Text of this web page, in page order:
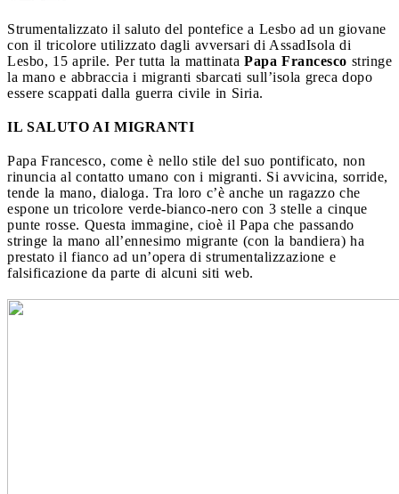
Strumentalizzato il saluto del pontefice a Lesbo ad un giovane
con il tricolore utilizzato dagli avversari di AssadIsola di
Lesbo, 15 aprile. Per tutta la mattinata Papa Francesco stringe
la mano e abbraccia i migranti sbarcati sull’isola greca dopo
essere scappati dalla guerra civile in Siria.
IL SALUTO AI MIGRANTI
Papa Francesco, come è nello stile del suo pontificato, non
rinuncia al contatto umano con i migranti. Si avvicina, sorride,
tende la mano, dialoga. Tra loro c’è anche un ragazzo che
espone un tricolore verde-bianco-nero con 3 stelle a cinque
punte rosse. Questa immagine, cioè il Papa che passando
stringe la mano all’ennesimo migrante (con la bandiera) ha
prestato il fianco ad un’opera di strumentalizzazione e
falsificazione da parte di alcuni siti web.